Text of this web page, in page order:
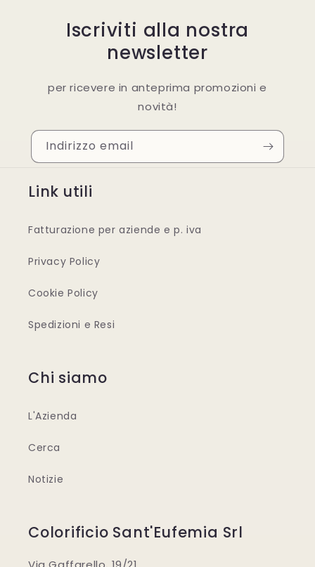
Iscriviti alla nostra
newsletter
per ricevere in anteprima promozioni e
novità!
Indirizzo email
Link utili
Fatturazione per aziende e p. iva
Privacy Policy
Cookie Policy
Spedizioni e Resi
Chi siamo
L'Azienda
Cerca
Notizie
Colorificio Sant'Eufemia Srl